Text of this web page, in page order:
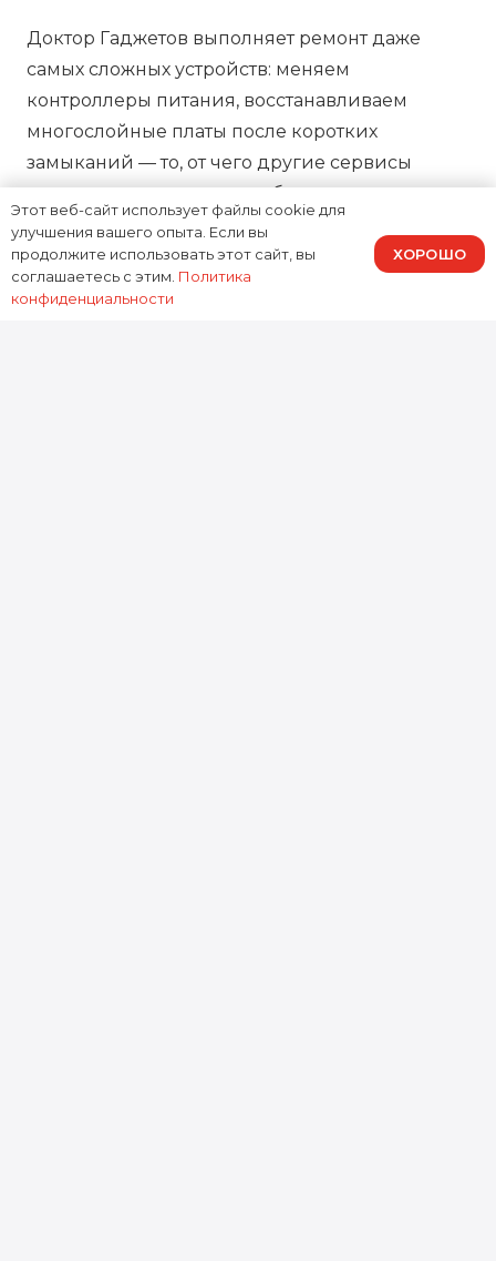
Доктор Гаджетов выполняет ремонт даже
самых сложных устройств: меняем
контроллеры питания, восстанавливаем
многослойные платы после коротких
замыканий — то, от чего другие сервисы
отказываются как нерентабельного.
Диагностика занимает всего 15 минут, процесс
ремонта можно отслеживать онлайн, а на все
работы предоставляем зафиксированную в
Этот веб-сайт использует файлы cookie для
улучшения вашего опыта. Если вы
продолжите использовать этот сайт, вы
соглашаетесь с этим. Политика
конфиденциальности
ХОРОШО